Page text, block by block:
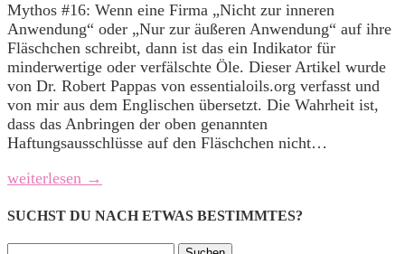
Mythos #16: Wenn eine Firma „Nicht zur inneren
Anwendung“ oder „Nur zur äußeren Anwendung“ auf ihre
Fläschchen schreibt, dann ist das ein Indikator für
minderwertige oder verfälschte Öle. Dieser Artikel wurde
von Dr. Robert Pappas von essentialoils.org verfasst und
von mir aus dem Englischen übersetzt. Die Wahrheit ist,
dass das Anbringen der oben genannten
Haftungsausschlüsse auf den Fläschchen nicht…
weiterlesen →
SUCHST DU NACH ETWAS BESTIMMTES?